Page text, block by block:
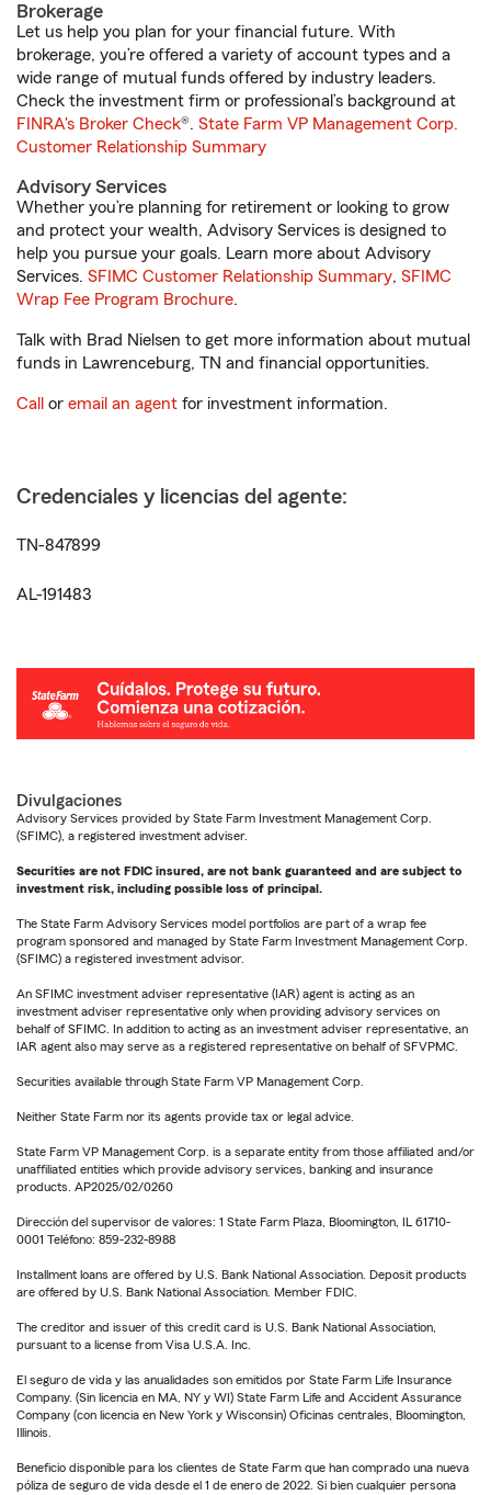
Brokerage
Let us help you plan for your financial future. With
brokerage, you’re offered a variety of account types and a
wide range of mutual funds offered by industry leaders.
Check the investment firm or professional’s background at
FINRA's Broker Check®. State Farm VP Management Corp.
Customer Relationship Summary
Advisory Services
Whether you’re planning for retirement or looking to grow
and protect your wealth, Advisory Services is designed to
help you pursue your goals. Learn more about Advisory
Services. SFIMC Customer Relationship Summary, SFIMC
Wrap Fee Program Brochure.
Talk with Brad Nielsen to get more information about mutual
funds in Lawrenceburg, TN and financial opportunities.
Call or email an agent for investment information.
Credenciales y licencias del agente:
TN-847899
AL-191483
Divulgaciones
Advisory Services provided by State Farm Investment Management Corp.
(SFIMC), a registered investment adviser.
Securities are not FDIC insured, are not bank guaranteed and are subject to
investment risk, including possible loss of principal.
The State Farm Advisory Services model portfolios are part of a wrap fee
program sponsored and managed by State Farm Investment Management Corp.
(SFIMC) a registered investment advisor.
An SFIMC investment adviser representative (IAR) agent is acting as an
investment adviser representative only when providing advisory services on
behalf of SFIMC. In addition to acting as an investment adviser representative, an
IAR agent also may serve as a registered representative on behalf of SFVPMC.
Securities available through State Farm VP Management Corp.
Neither State Farm nor its agents provide tax or legal advice.
State Farm VP Management Corp. is a separate entity from those affiliated and/or
unaffiliated entities which provide advisory services, banking and insurance
products. AP2025/02/0260
Dirección del supervisor de valores: 1 State Farm Plaza, Bloomington, IL 61710-
0001 Teléfono: 859-232-8988
Installment loans are offered by U.S. Bank National Association. Deposit products
are offered by U.S. Bank National Association. Member FDIC.
The creditor and issuer of this credit card is U.S. Bank National Association,
pursuant to a license from Visa U.S.A. Inc.
El seguro de vida y las anualidades son emitidos por State Farm Life Insurance
Company. (Sin licencia en MA, NY y WI) State Farm Life and Accident Assurance
Company (con licencia en New York y Wisconsin) Oficinas centrales, Bloomington,
Illinois.
Beneficio disponible para los clientes de State Farm que han comprado una nueva
póliza de seguro de vida desde el 1 de enero de 2022. Si bien cualquier persona